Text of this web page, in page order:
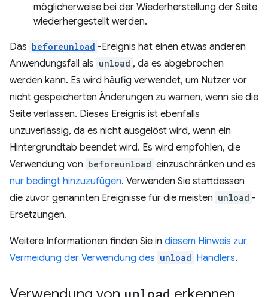
möglicherweise bei der Wiederherstellung der Seite
wiederhergestellt werden.
Das beforeunload -Ereignis hat einen etwas anderen
Anwendungsfall als unload , da es abgebrochen
werden kann. Es wird häufig verwendet, um Nutzer vor
nicht gespeicherten Änderungen zu warnen, wenn sie die
Seite verlassen. Dieses Ereignis ist ebenfalls
unzuverlässig, da es nicht ausgelöst wird, wenn ein
Hintergrundtab beendet wird. Es wird empfohlen, die
Verwendung von beforeunload einzuschränken und es
nur bedingt hinzuzufügen. Verwenden Sie stattdessen
die zuvor genannten Ereignisse für die meisten unload -
Ersetzungen.
Weitere Informationen finden Sie in diesem Hinweis zur
Vermeidung der Verwendung des unload Handlers.